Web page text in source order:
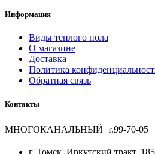
Информация
Виды теплого пола
О магазине
Доставка
Политика
Обратная связь
Контакты
МНОГОКАНАЛЬНЫЙ т.99-70-05